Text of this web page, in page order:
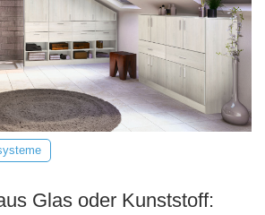
Glas oder Kunststoff: